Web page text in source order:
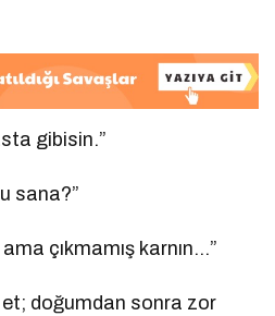
gibisin.”
sana?”
çıkmamış karnın…”
et; doğumdan sonra zor